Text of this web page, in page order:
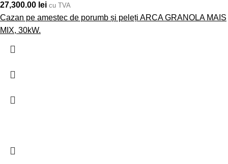
27,300.00 lei cu TVA
Cazan pe amestec de porumb și peleți ARCA GRANOLA MAIS
MIX, 30kW.